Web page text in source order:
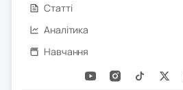
Статті
Аналітика
Навчання